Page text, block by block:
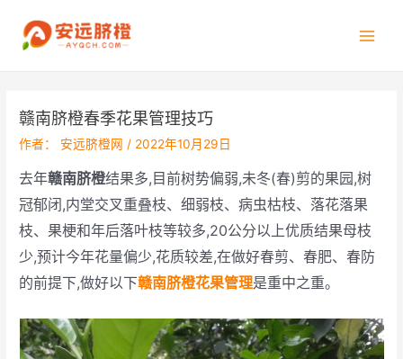
赣南脐橙春季花果管理技巧
作者： 安远脐橙网 / 2022年10月29日
去年赣南脐橙结果多,目前树势偏弱,未冬(春)剪的果园,树
冠郁闭,内堂交叉重叠枝、细弱枝、病虫枯枝、落花落果
枝、果梗和年后落叶枝等较多,20公分以上优质结果母枝
少,预计今年花量偏少,花质较差,在做好春剪、春肥、春防
的前提下,做好以下赣南脐橙花果管理是重中之重。